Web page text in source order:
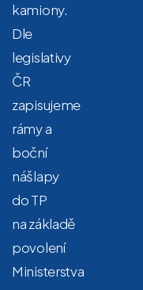
kamiony.
Dle
legislativy
ČR
zapisujeme
rámy a
boční
nášlapy
do TP
na základě
povolení
Ministerstva